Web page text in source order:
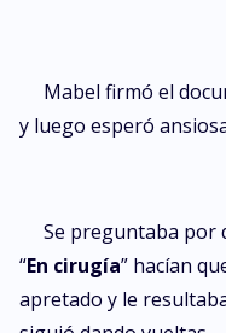
Mabel firmó el
y luego esperó
Se preguntaba por
“En cirugía” hacían
apretado y le